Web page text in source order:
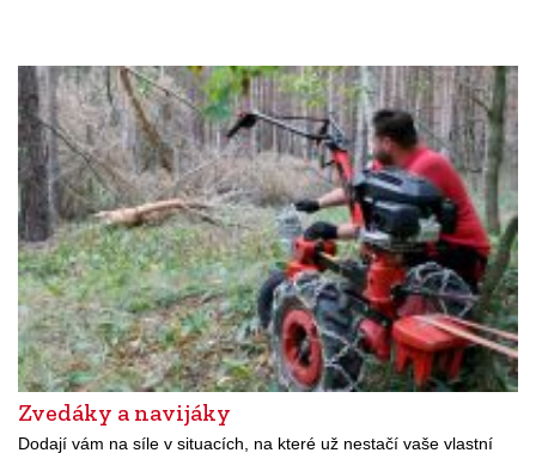
Zvedáky a navijáky
Dodají vám na síle v situacích, na které už nestačí vaše vlastní